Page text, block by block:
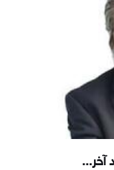
آخر...